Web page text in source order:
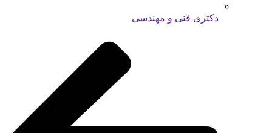
دکتری فنی و مهندسی